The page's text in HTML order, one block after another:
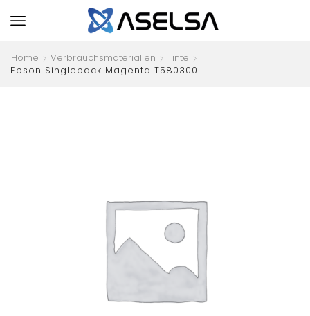
Home Verbrauchsmaterialien
Tinte
Epson Singlepack Magenta T580300